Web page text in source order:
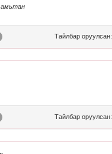
амьтан
Тайлбар оруулсан:
Тайлбар оруулсан: